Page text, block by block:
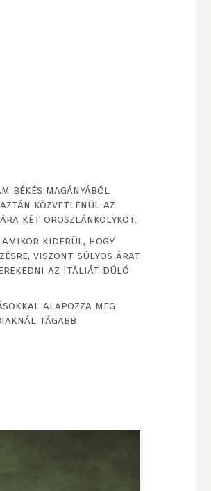
békés magányából
közvetlenül az
két oroszlánkölyköt.
kiderül, hogy
viszont súlyos árat
az Itáliát dúló
alapozza meg
tágabb